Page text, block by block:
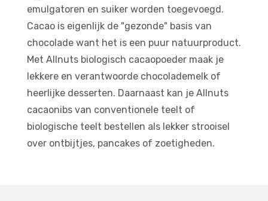
emulgatoren en suiker worden toegevoegd.
Cacao is eigenlijk de "gezonde" basis van
chocolade want het is een puur natuurproduct.
Met Allnuts biologisch cacaopoeder maak je
lekkere en verantwoorde chocolademelk of
heerlijke desserten. Daarnaast kan je Allnuts
cacaonibs van conventionele teelt of
biologische teelt bestellen als lekker strooisel
over ontbijtjes, pancakes of zoetigheden.